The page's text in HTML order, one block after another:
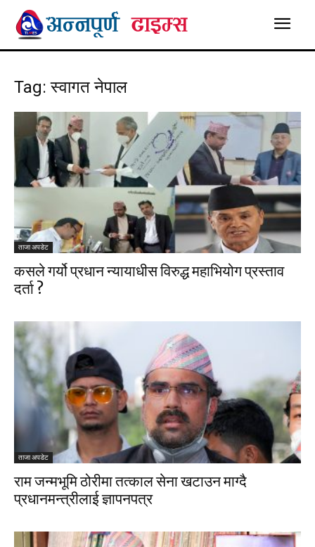
Tag: स्वागत नेपाल
ताजा अपडेट
कसले गर्यो प्रधान न्यायाधीस विरुद्ध महाभियोग प्रस्ताव
दर्ता ?
ताजा अपडेट
राम जन्मभूमि ठोरीमा तत्काल सेना खटाउन माग्दै
प्रधानमन्त्रीलाई ज्ञापनपत्र